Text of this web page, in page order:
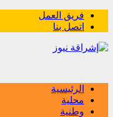
فريق العمل
اتصل بنا
الرئيسية
محلية
وطنية